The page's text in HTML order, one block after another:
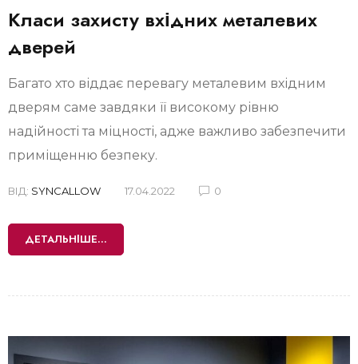
Класи захисту вхідних металевих
дверей
Багато хто віддає перевагу металевим вхідним
дверям саме завдяки її високому рівню
надійності та міцності, адже важливо забезпечити
приміщенню безпеку.
ВІД: SYNCALLOW 17.04.2022 0
ДЕТАЛЬНІШЕ...